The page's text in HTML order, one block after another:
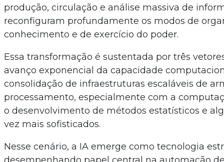
produção, circulação e análise massiva de
reconfiguram profundamente os modos de
conhecimento e de exercício do poder.
Essa transformação é sustentada por três
avanço exponencial da capacidade
consolidação de infraestruturas escaláveis de
processamento, especialmente com a
o desenvolvimento de métodos estatísticos e
vez mais sofisticados.
Nesse cenário, a IA emerge como tecnologia